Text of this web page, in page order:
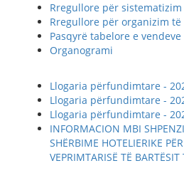
Rregullore për
Rregullore për organizim
Pasqyrë tabelore e
Organogrami
Llogaria përfundimtare -
Llogaria përfundimtare -
Llogaria përfundimtare -
INFORMACION MBI
SHËRBIME HOTELIERIKE
VEPRIMTARISË TË